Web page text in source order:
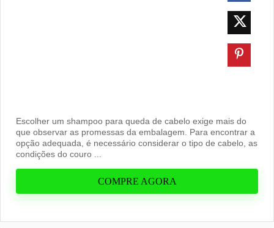
Escolher um shampoo para queda de cabelo exige mais do
que observar as promessas da embalagem. Para encontrar a
opção adequada, é necessário considerar o tipo de cabelo, as
condições do couro ...
COMPRE AGORA